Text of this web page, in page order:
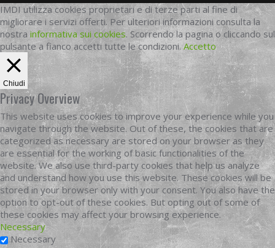
IMDI utilizza cookies proprietari e di terze parti al fine di
migliorare i servizi offerti. Per ulteriori informazioni consulta la
nostra informativa sui cookies. Scorrendo la pagina o cliccando sul
pulsante a fianco accetti tutte le condizioni.Accetto
Chiudi
Privacy Overview
This website uses cookies to improve your experience while you
navigate through the website. Out of these, the cookies that are
categorized as necessary are stored on your browser as they
are essential for the working of basic functionalities of the
website. We also use third-party cookies that help us analyze
and understand how you use this website. These cookies will be
stored in your browser only with your consent. You also have the
option to opt-out of these cookies. But opting out of some of
these cookies may affect your browsing experience.
Necessary
Necessary